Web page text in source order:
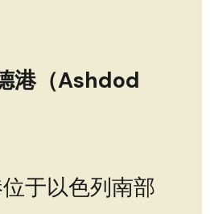
港（Ashdod
于以色列南部